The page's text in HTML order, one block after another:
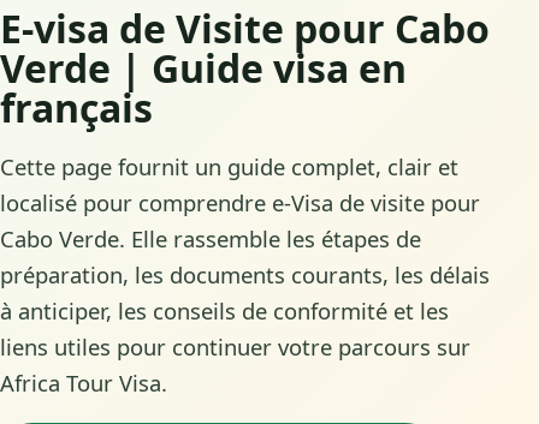
E-visa de Visite pour Cabo
Verde | Guide visa en
français
Cette page fournit un guide complet, clair et
localisé pour comprendre e-Visa de visite pour
Cabo Verde. Elle rassemble les étapes de
préparation, les documents courants, les délais
à anticiper, les conseils de conformité et les
liens utiles pour continuer votre parcours sur
Africa Tour Visa.